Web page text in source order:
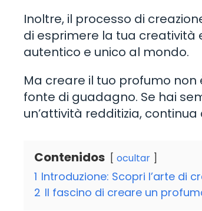
Inoltre, il processo di
di esprimere la tua creatività
autentico e unico al mondo.
Ma creare il tuo profumo non
fonte di guadagno. Se hai
un’attività redditizia,
Contenidos ocultar
1 Introduzione: Scopri l’arte di
2 Il fascino di creare un